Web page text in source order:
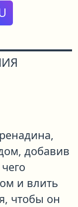
добавив
и влить
чтобы он